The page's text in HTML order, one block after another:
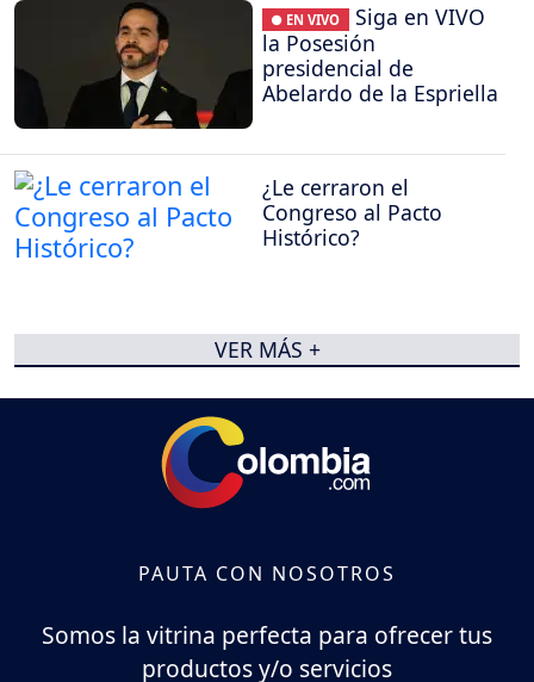
● EN VIVO
Siga en VIVO
la Posesión
presidencial de
Abelardo de la Espriella
¿Le cerraron el
Congreso al Pacto
Histórico?
VER MÁS +
PAUTA CON NOSOTROS
Somos la vitrina perfecta para ofrecer tus
productos y/o servicios